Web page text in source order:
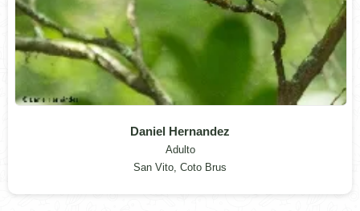
Daniel Hernandez
Adulto
San Vito, Coto Brus